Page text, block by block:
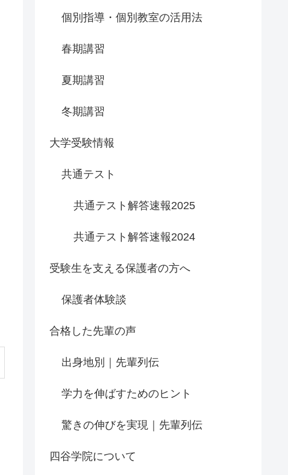
個別指導・個別教室の活用法
春期講習
夏期講習
冬期講習
大学受験情報
共通テスト
共通テスト解答速報2025
共通テスト解答速報2024
受験生を支える保護者の方へ
保護者体験談
合格した先輩の声
出身地別｜先輩列伝
学力を伸ばすためのヒント
驚きの伸びを実現｜先輩列伝
四谷学院について